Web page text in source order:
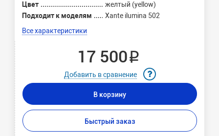
Цвет
желтый (yellow)
Подходит к моделям
Xante ilumina 502
Все характеристики
17 500 ₽
Добавить в сравнение
В корзину
Быстрый заказ